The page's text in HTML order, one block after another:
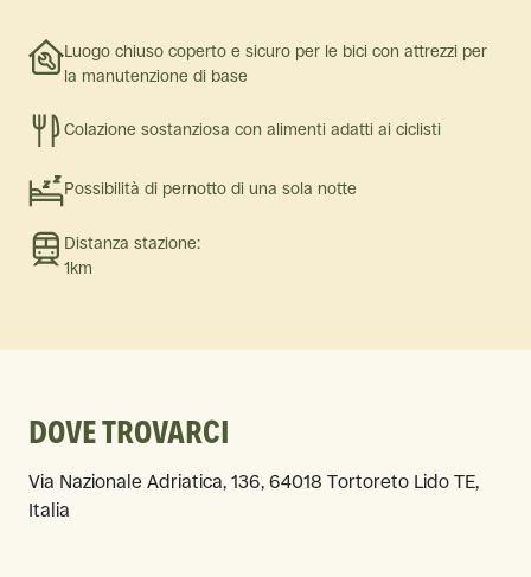
Luogo chiuso coperto e sicuro per le bici con attrezzi per
la manutenzione di base
Colazione sostanziosa con alimenti adatti ai ciclisti
Possibilità di pernotto di una sola notte
Distanza stazione:
1km
DOVE TROVARCI
Via Nazionale Adriatica, 136, 64018 Tortoreto Lido TE,
Italia